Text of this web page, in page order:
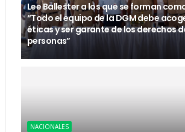
Lee Ballester a los que se forman
“Todo el equipo de la DGM debe
éticas y ser garante de los derechos
personas”
NACIONALES